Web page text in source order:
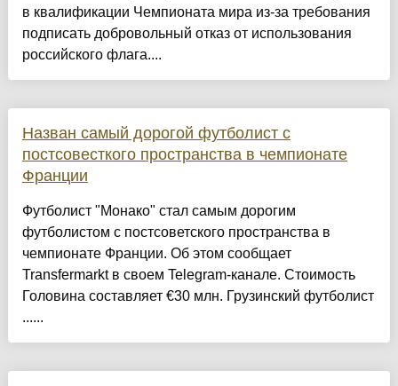
в квалификации Чемпионата мира из-за требования
подписать добровольный отказ от использования
российского флага....
Назван самый дорогой футболист с
постсовесткого пространства в чемпионате
Франции
Футболист "Монако" стал самым дорогим
футболистом с постсоветского пространства в
чемпионате Франции. Об этом сообщает
Transfermarkt в своем Telegram-канале. Стоимость
Головина составляет €30 млн. Грузинский футболист
......